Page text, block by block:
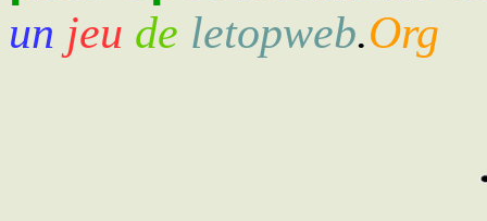
un jeu de letopweb.Org